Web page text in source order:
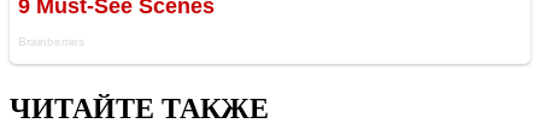
ЧИТАЙТЕ ТАКЖЕ